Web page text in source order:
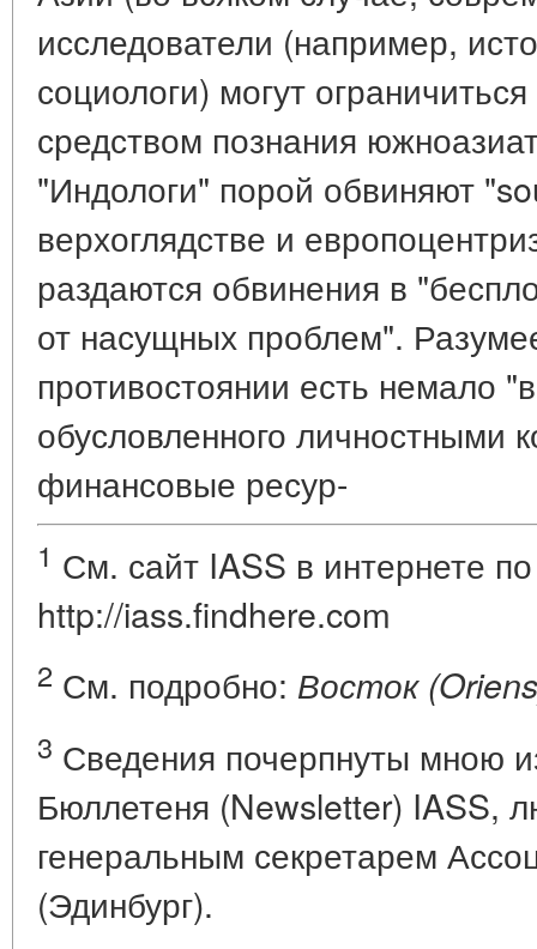
исследователи (например,
социологи) могут
средством познания
"Индологи" порой обвиняют
верхоглядстве и
раздаются обвинения в
от насущных проблем".
противостоянии есть немало
обусловленного личностными
финансовые ресур-
1 См. сайт IASS в интернете
http://iass.findhere.com
2 См. подробно: Восток
3 Сведения почерпнуты мною
Бюллетеня (Newsletter) IASS,
генеральным секретарем
(Эдинбург).